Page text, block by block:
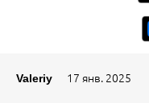
Valeriy 17 янв. 2025